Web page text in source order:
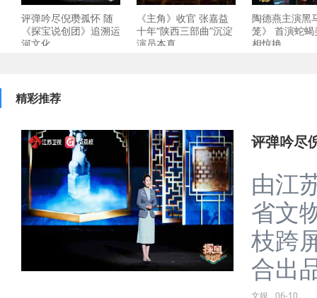
评弹吟尽倪瓒孤怀 随
《探宝说创团》追溯运
河文化
《主角》收官 张嘉益
十年“陕西三部曲”沉淀
演员本真
陶德燕主演黑
笼》 首演蛇蝎
相惊艳
精彩推荐
评弹吟尽
由江
省文
枝跨
合出
文娱 06-10